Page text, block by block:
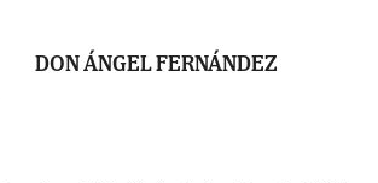
DON ÁNGEL FERNÁNDEZ